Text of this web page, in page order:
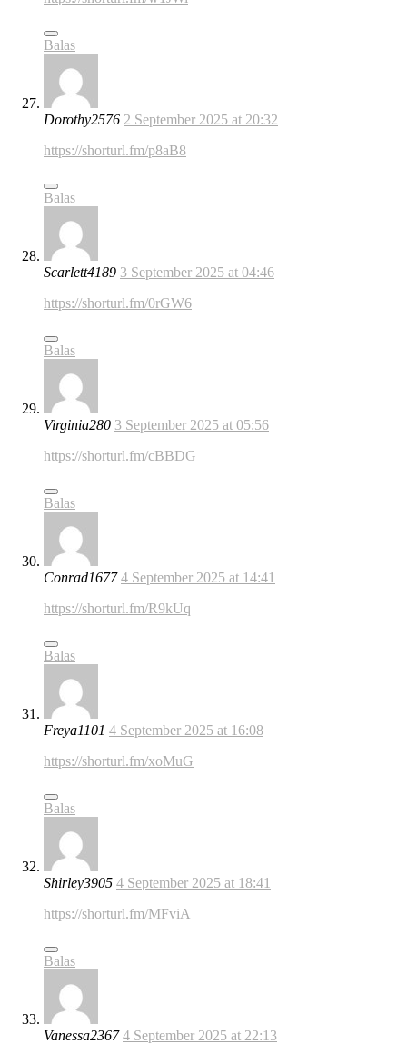
Balas
Dorothy2576 2 September 2025 at 20:32
https://shorturl.fm/p8aB8
Balas
Scarlett4189 3 September 2025 at 04:46
https://shorturl.fm/0rGW6
Balas
Virginia280 3 September 2025 at 05:56
https://shorturl.fm/cBBDG
Balas
Conrad1677 4 September 2025 at 14:41
https://shorturl.fm/R9kUq
Balas
Freya1101 4 September 2025 at 16:08
https://shorturl.fm/xoMuG
Balas
Shirley3905 4 September 2025 at 18:41
https://shorturl.fm/MFviA
Balas
Vanessa2367 4 September 2025 at 22:13